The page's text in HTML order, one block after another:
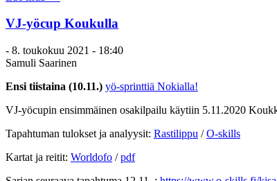
VJ-yöcup Koukulla
- 8. toukokuu 2021 - 18:40
Samuli Saarinen
Ensi tiistaina (10.11.) yö-sprinttiä Nokialla!
VJ-yöcupin ensimmäinen osakilpailu käytiin 5.11.2020
Tapahtuman tulokset ja analyysit: Rastilippu /O-skills
Kartat ja reitit: Worldofo /pdf